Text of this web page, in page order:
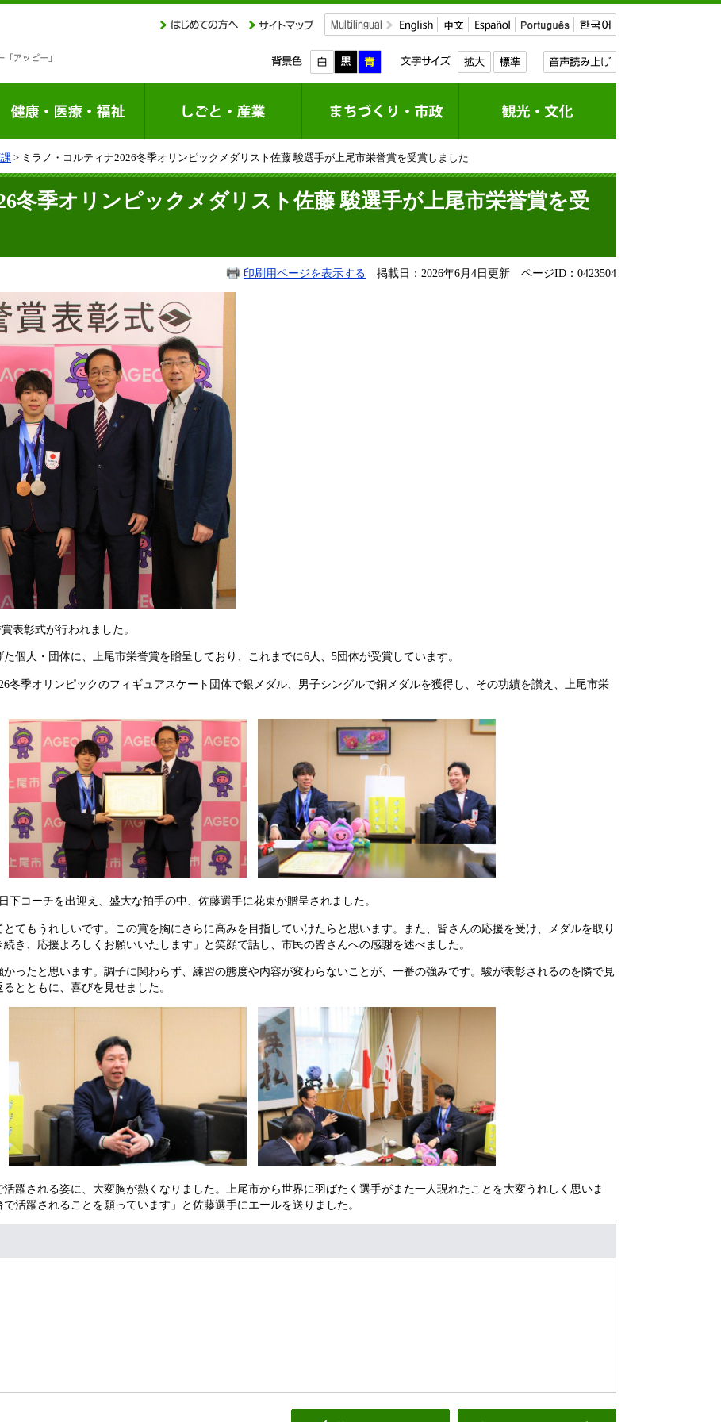
> ミラノ・コルティナ2026冬季オリンピックメダリスト佐藤 駿選手が上尾市栄誉賞を受賞しました
冬季オリンピックメダリスト佐藤 駿選手が上尾市栄誉賞を受
印刷用ページを表示する 掲載日：2026年6月4日更新 ページID：0423504
表彰式が行われました。
個人・団体に、上尾市栄誉賞を贈呈しており、これまでに6人、5団体が受賞しています。
冬季オリンピックのフィギュアスケート団体で銀メダル、男子シングルで銅メダルを獲得し、その功績を讃え、上尾市栄
下コーチを出迎え、盛大な拍手の中、佐藤選手に花束が贈呈されました。
てもうれしいです。この賞を胸にさらに高みを目指していけたらと思います。また、皆さんの応援を受け、メダルを取り
き、応援よろしくお願いいたします」と笑顔で話し、市民の皆さんへの感謝を述べました。
ったと思います。調子に関わらず、練習の態度や内容が変わらないことが、一番の強みです。駿が表彰されるのを隣で見
とともに、喜びを見せました。
躍される姿に、大変胸が熱くなりました。上尾市から世界に羽ばたく選手がまた一人現れたことを大変うれしく思いま
活躍されることを願っています」と佐藤選手にエールを送りました。